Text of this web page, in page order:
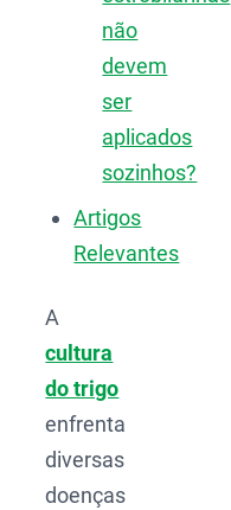
não
devem
ser
aplicados
sozinhos?
Artigos
Relevantes
A
cultura
do trigo
enfrenta
diversas
doenças